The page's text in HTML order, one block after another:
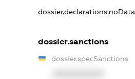
dossier.declarations.noData
dossier.sanctions
dossier.specSanctions